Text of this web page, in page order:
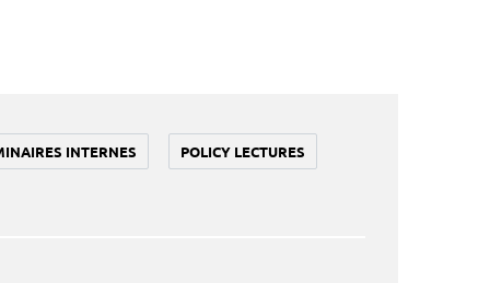
INTERNES POLICY LECTURES